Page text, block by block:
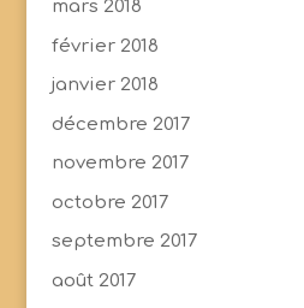
mars 2018
février 2018
janvier 2018
décembre 2017
novembre 2017
octobre 2017
septembre 2017
août 2017